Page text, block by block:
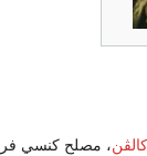
، مصلح كنسي